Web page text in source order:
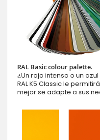
RAL Basic colour palette.
¿Un rojo intenso o un
RAL K5 Classic le
mejor se adapte a sus